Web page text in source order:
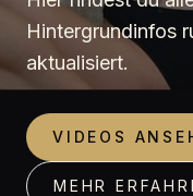
Hintergrundinfos
aktualisiert.
VIDEOS
MEHR